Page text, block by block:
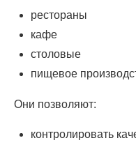
рестораны
кафе
столовые
пищевое
Они позволяют:
контролировать